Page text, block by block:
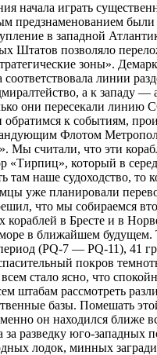
начала играть
были
в западной
Штатов позволяло
зоны».
линии
а к
они пересекали линию
к событиям,
Флотом
Мы считали, что эти
который в
там наше судоходство,
уже планировали
что мы собираемся
кораблей в Бресте и в
в ближайшем будущем.
(PQ-7 — PQ-11), 41
покров
стало ясно, что
штабам рассмотреть
базы. Помешать
он находился ближе
за разведку юго-
лодок, минных